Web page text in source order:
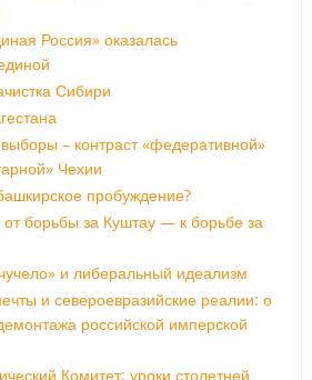
Россия» оказалась
Сибири
– контраст «федеративной»
Чехии
пробуждение?
от борьбы за Куштау — к борьбе за
и либеральный идеализм
и североевразийские реалии: о
российской имперской
Комитет: уроки столетней